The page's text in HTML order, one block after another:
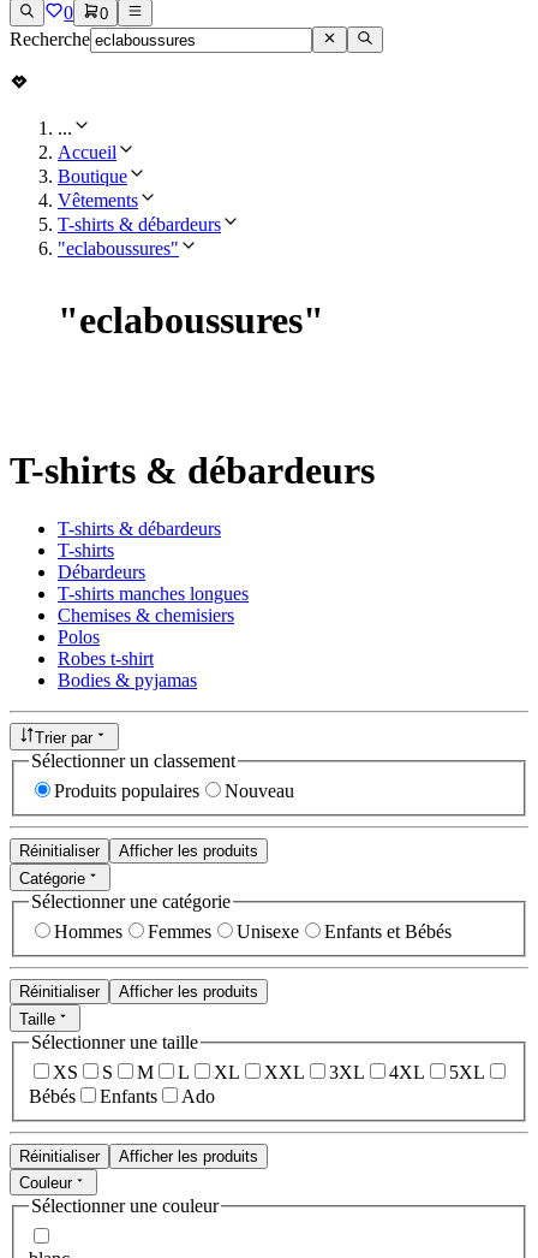
0 0
Recherche
...
Accueil
Boutique
Vêtements
T-shirts & débardeurs
"eclaboussures"
"eclaboussures"
T-shirts & débardeurs
T-shirts & débardeurs
T-shirts
Débardeurs
T-shirts manches longues
Chemises & chemisiers
Polos
Robes t-shirt
Bodies & pyjamas
Trier par
Sélectionner un classement
Produits populaires
Nouveau
Réinitialiser
Afficher les produits
Catégorie
Sélectionner une catégorie
Hommes
Femmes Unisexe Enfants et Bébés
Réinitialiser
Afficher les produits
Taille
Sélectionner une taille
XS
S M L XL XXL 3XL 4XL
5XL
Bébés
Enfants Ado
Réinitialiser
Afficher les produits
Couleur
Sélectionner une couleur